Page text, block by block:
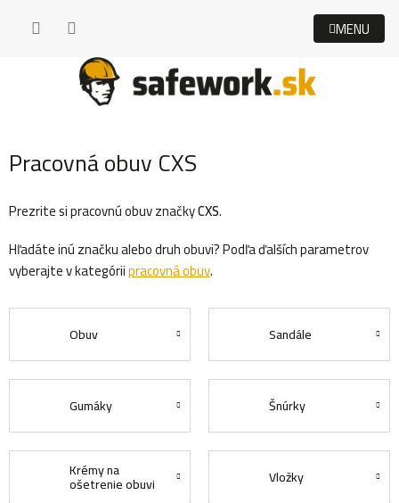
Pracovná obuv CXS
Prezrite si pracovnú obuv značkyCXS.
Hľadáte inú značku alebo druh obuvi? Podľa ďalších parametrov
vyberajte v kategóriipracovná obuv.
Obuv Sandále
Gumáky Šnúrky
Krémy na
ošetrenie obuvi Vložky